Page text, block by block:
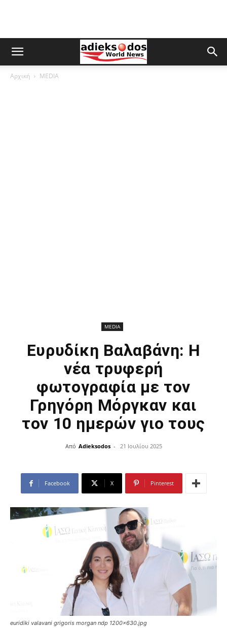
Αρχική MEDIA
MEDIA
Ευρυδίκη Βαλαβάνη: Η
νέα τρυφερή
φωτογραφία με τον
Γρηγόρη Μόργκαν και
τον 10 ημερών γιο τους
Από Adieksodos - 21 Ιουλίου 2025
Facebook X Pinterest
euridiki valavani grigoris morgan ndp 1200x630.jpg